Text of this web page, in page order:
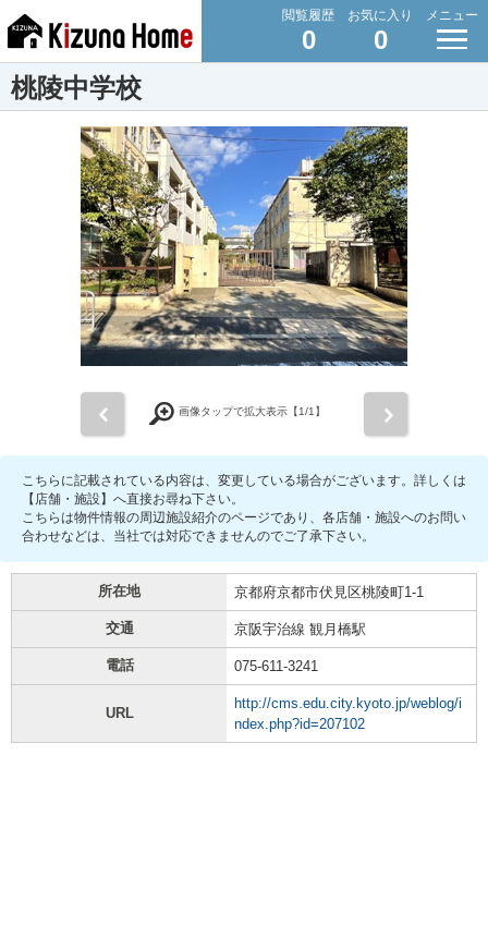
閲覧履歴
0
お気に入り
0
メニュー
桃陵中学校
画像タップで拡大表示【1/1】
こちらに記載されている内容は、変更している場合がございます。詳しくは
【店舗・施設】へ直接お尋ね下さい。
こちらは物件情報の周辺施設紹介のページであり、各店舗・施設へのお問い
合わせなどは、当社では対応できませんのでご了承下さい。
所在地 京都府京都市伏見区桃陵町1-1
交通 京阪宇治線 観月橋駅
電話 075-611-3241
URL
http://cms.edu.city.kyoto.jp/weblog/i
ndex.php?id=207102